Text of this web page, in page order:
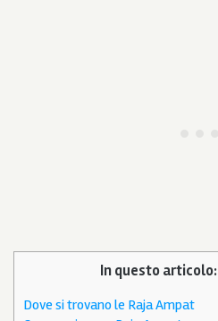
In questo articolo:
Dove si trovano le Raja Ampat